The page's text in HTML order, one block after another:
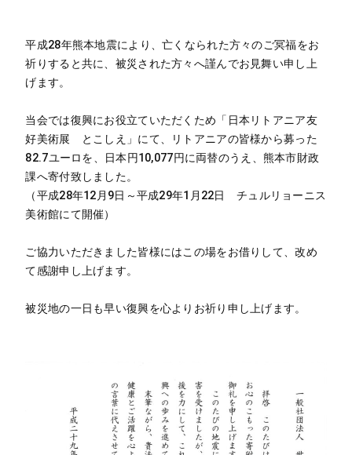
平成28年熊本地震により、亡くなられた方々のご冥福をお
祈りすると共に、被災された方々へ謹んでお見舞い申し上
げます。
当会では復興にお役立ていただくため「日本リトアニア友
好美術展 とこしえ」にて、リトアニアの皆様から募った
82.7ユーロを、日本円10,077円に両替のうえ、熊本市財政
課へ寄付致しました。
（平成28年12月9日～平成29年1月22日 チュルリョーニス
美術館にて開催）
ご協力いただきました皆様にはこの場をお借りして、改め
て感謝申し上げます。
被災地の一日も早い復興を心よりお祈り申し上げます。